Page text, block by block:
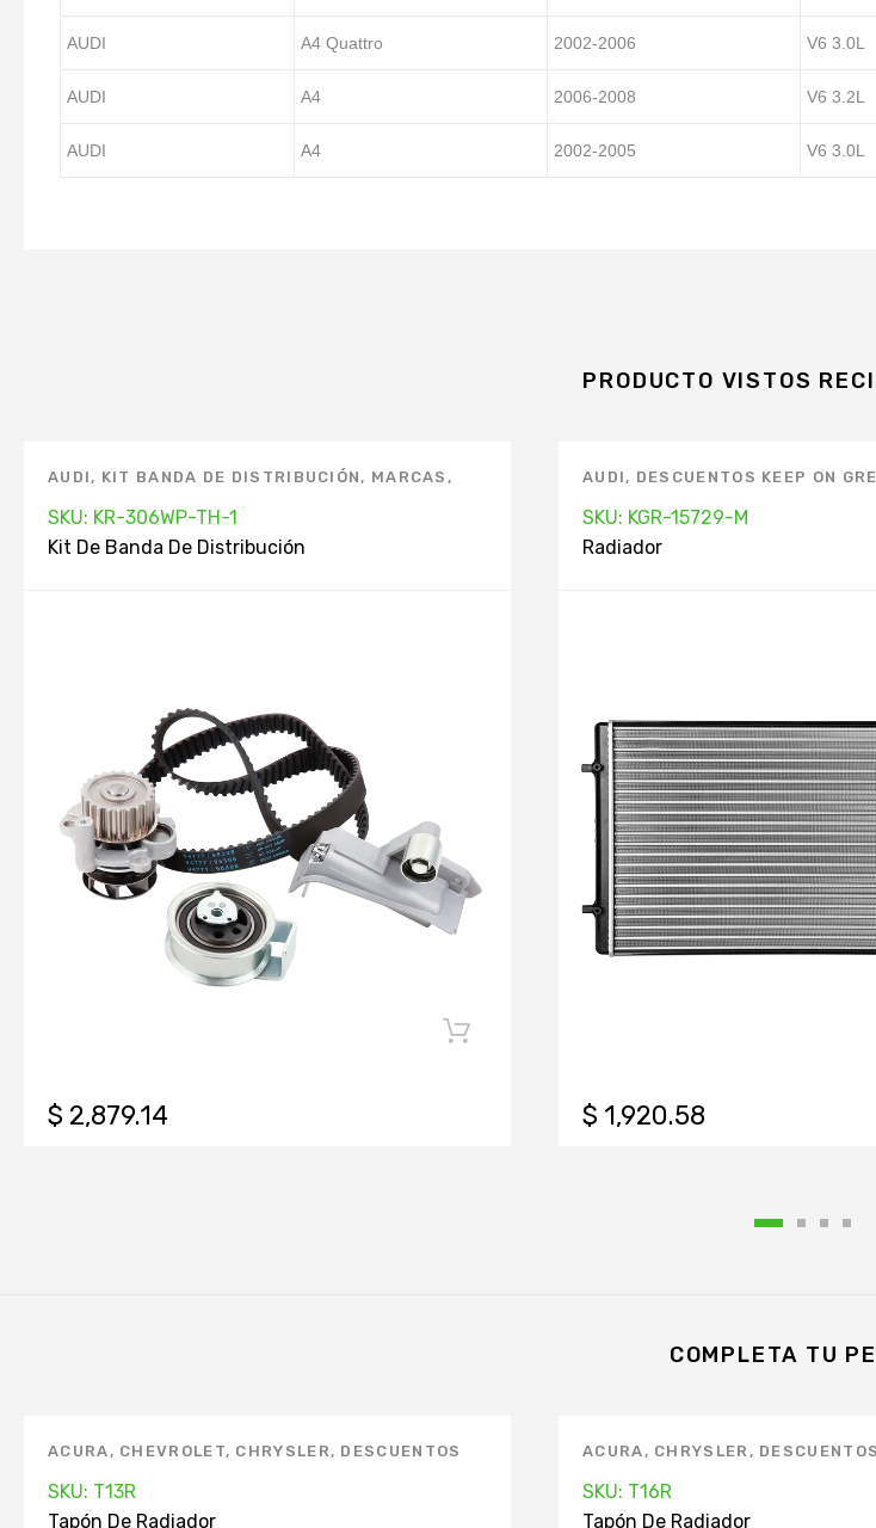
AUDI A4 Quattro 2002-2006 V6 3.0L
AUDI A4 2006-2008 V6 3.2L
AUDI A4 2002-2005 V6 3.0L
PRODUCTO VISTOS
AUDI, KIT BANDA DE DISTRIBUCIÓN, MARCAS ,
VOLKSWAGEN
SKU: KR-306WP-TH-1
Kit De Banda De Distribución
$ 2,879.14
AUDI, DESCUENTOS KEEP ON
PRODUCTOS TOP. APP
SKU: KGR-15729-M
Radiador
$ 1,920.58
COMPLETA TU
ACURA, CHEVROLET, CHRYSLER, DESCUENTOS
KEEP ON GREEN
SKU: T13R
Tapón De Radiador
ACURA, CHRYSLER ,
GREEN , DODGE
SKU: T16R
Tapón De Radiador